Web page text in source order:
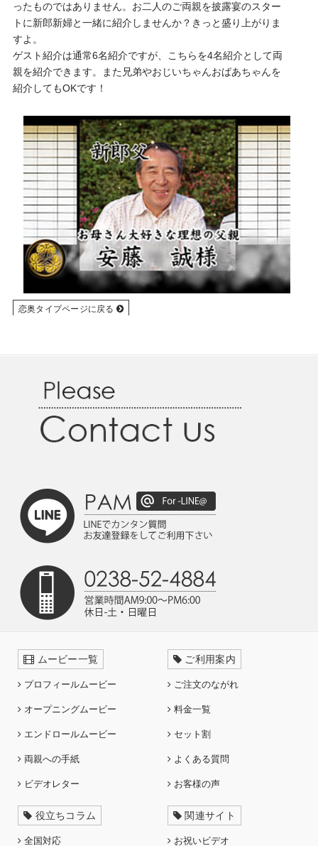
ったものではありません。お二人のご両親を披露宴のスター
トに新郎新婦と一緒に紹介しませんか？きっと盛り上がりま
すよ。
ゲスト紹介は通常6名紹介ですが、こちらを4名紹介として両
親を紹介できます。また兄弟やおじいちゃんおばあちゃんを
紹介してもOKです！
恋奥タイプページに戻る
ムービー一覧
プロフィールムービー
オープニングムービー
エンドロールムービー
両親への手紙
ビデオレター
ご利用案内
ご注文のながれ
料金一覧
セット割
よくある質問
お客様の声
役立ちコラム
全国対応
関連サイト
お祝いビデオ